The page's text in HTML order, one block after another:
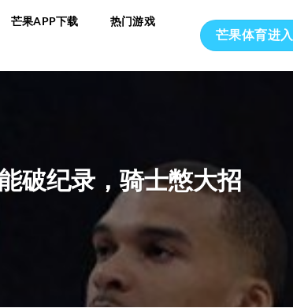
芒果APP下载 热门游戏
芒果体育进入
破纪录，骑士憋大招